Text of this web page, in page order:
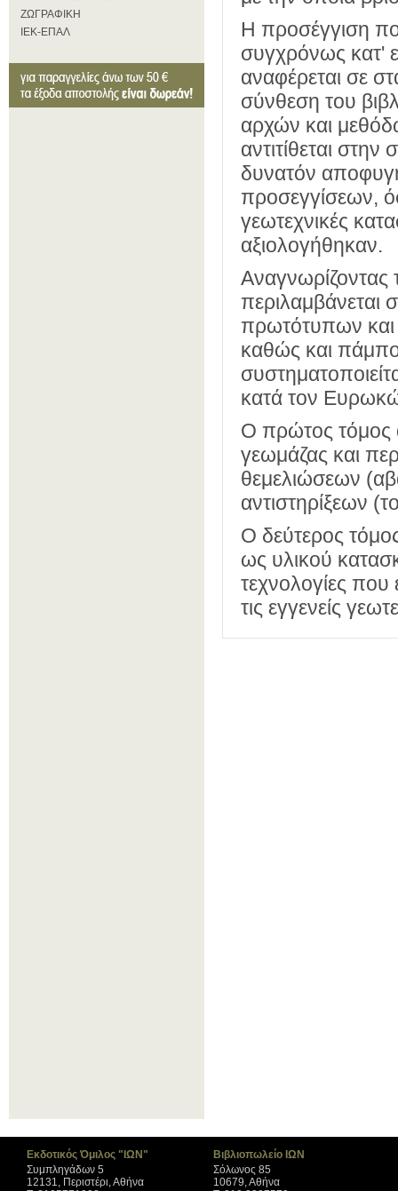
ΖΩΓΡΑΦΙΚΗ
ΙΕΚ-ΕΠΑΛ
Η προσέγγιση
συγχρόνως κατ'
αναφέρεται σε
σύνθεση του
αρχών και
αντιτίθεται
δυνατόν
προσεγγίσεων,
γεωτεχνικές
αξιολογήθηκαν.
Αναγνωρίζοντας
περιλαμβάνεται
πρωτότυπων και
καθώς και
κατά τον
Ο πρώτος τόμος
γεωμάζας και
θεμελιώσεων
αντιστηρίξεων
Ο δεύτερος
ως υλικού
τεχνολογίες
τις εγγενείς
Εκδοτικός Όμιλος "ΙΩΝ"
Συμπληγάδων 5
12131, Περιστέρι, Αθήνα
Βιβλιοπωλείο ΙΩΝ
Σόλωνος 85
10679, Αθήνα